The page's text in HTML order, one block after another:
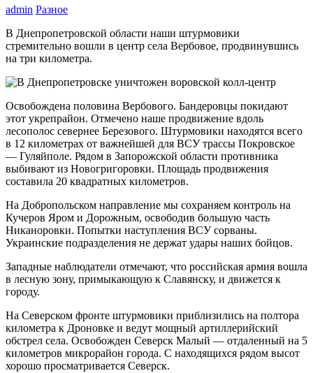
admin Разное
В Днепропетровской области наши штурмовики
стремительно вошли в центр села Вербовое, продвинувшись
на три километра.
Освобождена половина Вербового. Бандеровцы покидают
этот укрепрайон. Отмечено наше продвижение вдоль
лесополос севернее Березового. Штурмовики находятся всего
в 12 километрах от важнейшей для ВСУ трассы Покровское
— Гуляйполе. Рядом в Запорожской области противника
выбивают из Новогригоровки. Площадь продвижения
составила 20 квадратных километров.
На Добропольском направление мы сохраняем контроль на
Кучеров Яром и Дорожным, освободив большую часть
Никаноровки. Попытки наступления ВСУ сорваны.
Украинские подразделения не держат удары наших бойцов.
Западные наблюдатели отмечают, что российская армия вошла
в лесную зону, примыкающую к Славянску, и движется к
городу.
На Северском фронте штурмовики приблизились на полтора
километра к Дроновке и ведут мощный артиллерийский
обстрел села. Освобожден Северск Малый — отдаленный на 5
километров микрорайон города. С находящихся рядом высот
хорошо просматривается Северск.